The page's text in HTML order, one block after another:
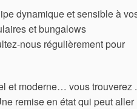
dynamique et sensible à
et bungalows
nous régulièrement pour
et moderne… vous trouverez .
remise en état qui peut aller